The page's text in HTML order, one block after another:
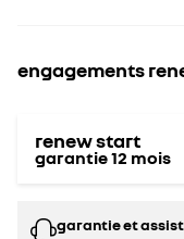
engagements
renew start
garantie12 mois
garantie et